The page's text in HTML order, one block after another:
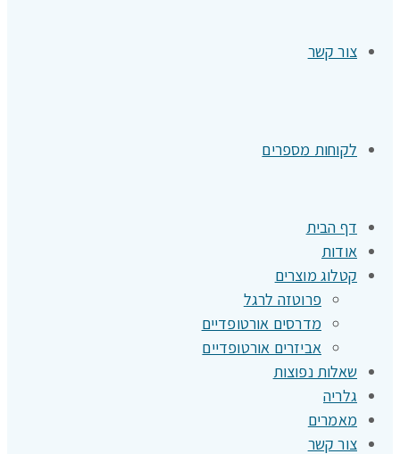
צור קשר
לקוחות מספרים
דף הבית
אודות
קטלוג מוצרים
פרוטזה לרגל
מדרסים אורטופדיים
אביזרים אורטופדיים
שאלות נפוצות
גלריה
מאמרים
צור קשר